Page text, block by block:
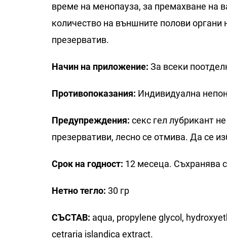
време на менопауза, за премахване на
количество на външните полови
презерватив.
Начин на приложение: За всеки
Противопоказания: Индивидуална
Предупреждения: секс гел лубрикант
презервативи, лесно се отмива. Да се
Срок на годност: 12 месеца. Съхранява
Нетно тегло: 30 гр
CЪСТАВ: aqua, propylene glycol,
cetraria islandica extract.